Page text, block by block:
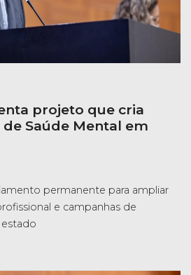
projeto que cria
Saúde Mental em
permanente para ampliar
e campanhas de